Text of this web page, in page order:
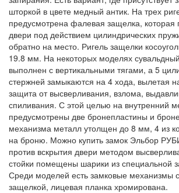
шторкой в цвете медный антик. На трех
предусмотрена фалевая защелка, которая
двери под действием цилиндрических
обратно на место. Ригель защелки
19.8 мм. На некоторых моделях
выполнен с вертикальными тягами, а 5
стержней замыкаются на 4 хода, вылетая
защита от высверливания, взлома,
спиливания. С этой целью на внутренний
предусмотрены две бронепластины и
механизма металл утолщен до 8 мм, 4 из
на броню. Можно купить замок Эльбор
против вскрытия двери методом
стойки помещены шарики из специальной
Среди моделей есть замковые механизмы
защелкой, лицевая планка хромирована.